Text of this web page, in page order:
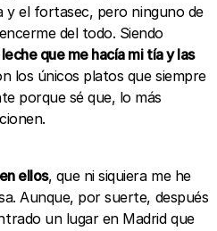
y el fortasec, pero ninguno de
del todo. Siendo
que me hacía mi tía y las
los únicos platos que siempre
porque sé que, lo más
ellos, que ni siquiera me he
Aunque, por suerte, después
un lugar en Madrid que